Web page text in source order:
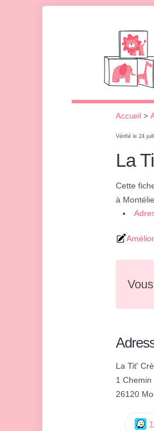
Accueil >
Vérifié le 24
La
Cette
à
La Tit'
1 Chemin
26120